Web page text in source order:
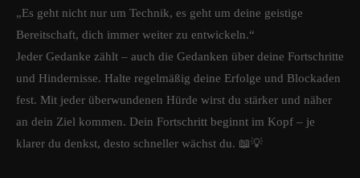
„Es geht nicht nur um Technik, es geht um deine geistige
Bereitschaft, dich immer weiter zu entwickeln.“
Jeder Gedanke zählt – auch die Gedanken über deine Fortschritte
und Hindernisse. Halte regelmäßig deine Erfolge und Blockaden
fest. Mit jeder überwundenen Hürde wirst du stärker und näher
an dein Ziel kommen. Dein Fortschritt beginnt im Kopf – je
klarer du denkst, desto schneller wächst du. 📖💡